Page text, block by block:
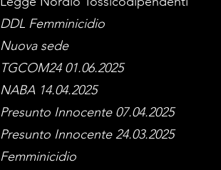
DDL Femminicidio
Nuova sede
TGCOM24 01.06.2025
NABA 14.04.2025
Presunto Innocente 07.04.2025
Presunto Innocente 24.03.2025
Femminicidio